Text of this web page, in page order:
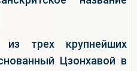
трех крупнейших
Цзонхавой в